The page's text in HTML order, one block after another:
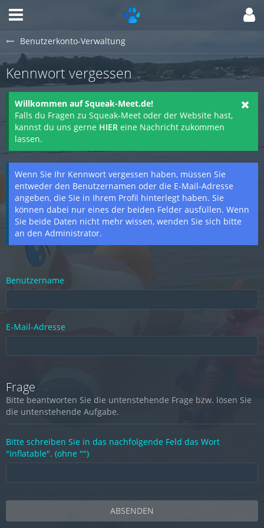
Benutzerkonto-Verwaltung
Kennwort vergessen
Willkommen auf Squeak-Meet.de!
Falls du Fragen zu Squeak-Meet oder der Website hast,
kannst du uns gerne HIER eine Nachricht zukommen
lassen.
Wenn Sie Ihr Kennwort vergessen haben, müssen Sie
entweder den Benutzernamen oder die E-Mail-Adresse
angeben, die Sie in Ihrem Profil hinterlegt haben. Sie
können dabei nur eines der beiden Felder ausfüllen. Wenn
Sie beide Daten nicht mehr wissen, wenden Sie sich bitte
an den Administrator.
Benutzername
E-Mail-Adresse
Frage
Bitte beantworten Sie die untenstehende Frage bzw. lösen Sie
die untenstehende Aufgabe.
Bitte schreiben Sie in das nachfolgende Feld das Wort
"Inflatable". (ohne "")